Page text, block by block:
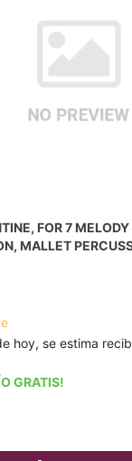
FOR 7
MALLET
hoy, se estima
GRATIS!